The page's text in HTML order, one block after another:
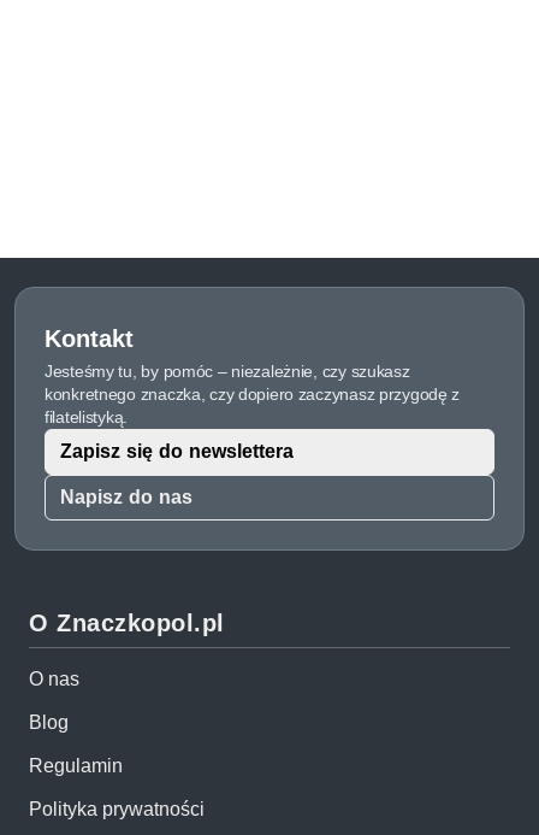
Kontakt
Jesteśmy tu, by pomóc – niezależnie, czy szukasz
konkretnego znaczka, czy dopiero zaczynasz przygodę z
filatelistyką.
Napisz do nas
Zapisz się do newslettera
O Znaczkopol.pl
O nas
Blog
Regulamin
Polityka prywatności